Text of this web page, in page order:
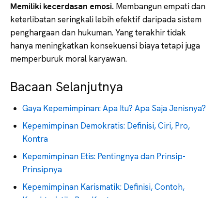
Memiliki kecerdasan emosi. Membangun empati dan
keterlibatan seringkali lebih efektif daripada sistem
penghargaan dan hukuman. Yang terakhir tidak
hanya meningkatkan konsekuensi biaya tetapi juga
memperburuk moral karyawan.
Bacaan Selanjutnya
Gaya Kepemimpinan: Apa Itu? Apa Saja Jenisnya?
Kepemimpinan Demokratis: Definisi, Ciri, Pro,
Kontra
Kepemimpinan Etis: Pentingnya dan Prinsip-
Prinsipnya
Kepemimpinan Karismatik: Definisi, Contoh,